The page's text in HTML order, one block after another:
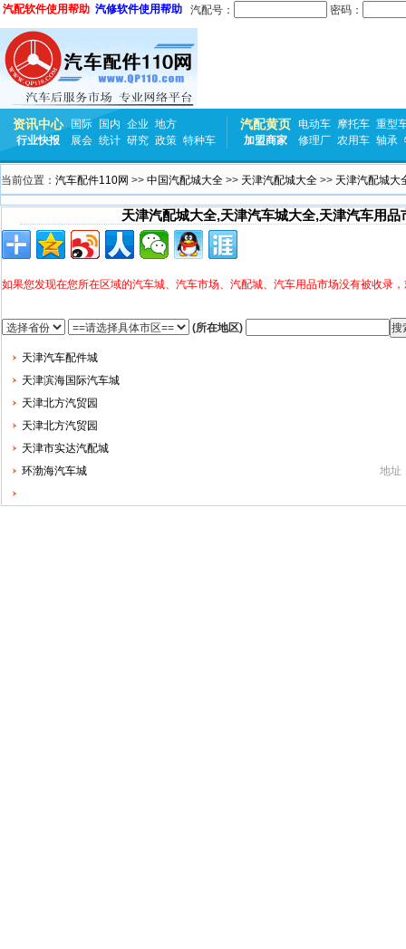
汽配软件使用帮助 汽修软件使用帮助 汽配号： 密码：
资讯中心 国际 国内 企业 地方
行业快报
展会 统计 研究 政策 特种车
汽配黄页 电动车 摩托车 重型
加盟商家
修理厂 农用车 轴承
当前位置： 汽车配件110网 >> 中国汽配城大全 >> 天津汽配城大全 >> 天津汽配城大
天津汽配城大全,天津汽车城大全,天津汽车用品
如果您发现在您所在区域的汽车城、汽车市场、汽配城、汽车用品市场没有被收录
(所在地区)
天津汽车配件城
天津滨海国际汽车城
天津北方汽贸园
天津北方汽贸园
天津市实达汽配城
地址
环渤海汽车城